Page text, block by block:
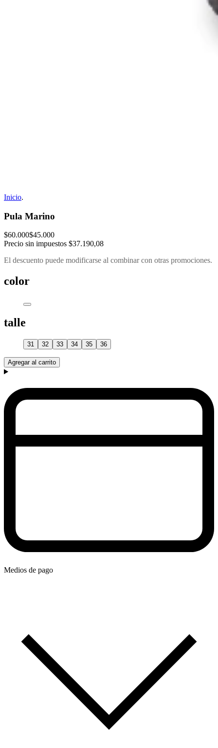
Inicio.
Pula Marino
$60.000$45.000
Precio sin impuestos $37.190,08
El descuento puede modificarse al combinar con otras promociones.
color
talle
31 32 33 34 35 36
Agregar al carrito
Medios de pago